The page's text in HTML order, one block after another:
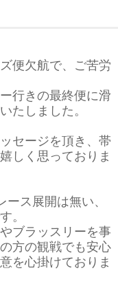
便欠航で、ご苦労
行きの最終便に滑
たしました。
セージを頂き、帯
しく思っておりま
ス展開は無い、
。
ブラッスリーを事
方の観戦でも安心
を心掛けておりま